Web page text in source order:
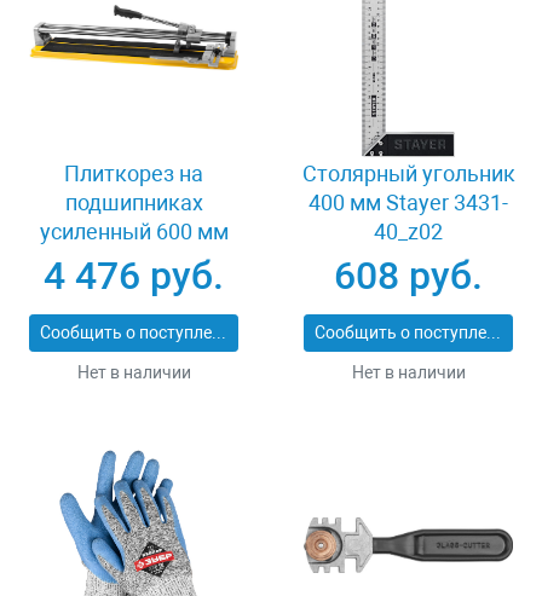
Плиткорез на
подшипниках
усиленный 600 мм
Stayer PROFI 3318-60
4 476 руб.
Сообщить о поступлении
Нет в наличии
Столярный угольник
400 мм Stayer 3431-
40_z02
608 руб.
Сообщить о поступлении
Нет в наличии